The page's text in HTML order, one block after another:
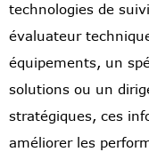
technologies de
évaluateur
équipements, un
solutions ou un
stratégiques, ces
améliorer les